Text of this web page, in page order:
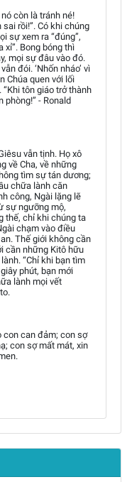
nó còn là tránh né!
sai rồi!”. Có khi chúng
sự xem ra “đúng”,
xỉ”. Bong bóng thì
mọi sự đâu vào đó.
đói. ‘Nhốn nháo’ vì
Chúa quen với lối
tôn giáo trở thành
phòng!” - Ronald
vẫn tịnh. Họ xô
về Cha, về những
tìm sự tán dương;
chữa lành căn
công, Ngài lặng lẽ
sự ngưỡng mộ,
thế, chỉ khi chúng ta
chạm vào điều
Thế giới không cần
cần những Kitô hữu
“Chỉ khi bạn tìm
phút, bạn mới
lành mọi vết
con can đảm; con sợ
con sợ mất mát, xin